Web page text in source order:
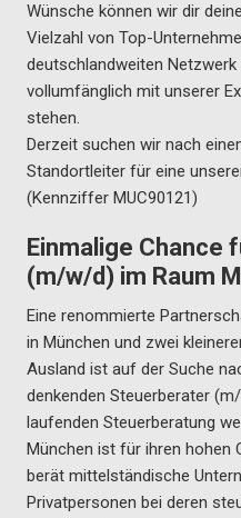
Wünsche können wir dir
Vielzahl von Top-
deutschlandweiten
vollumfänglich mit unserer
stehen.
Derzeit suchen wir nach
Standortleiter für eine
(Kennziffer MUC90121)
Einmalige Chance
(m/w/d) im Raum
Eine renommierte
in München und zwei
Ausland ist auf der Suche
denkenden Steuerberater
laufenden Steuerberatung
München ist für ihren hohen
berät mittelständische
Privatpersonen bei deren